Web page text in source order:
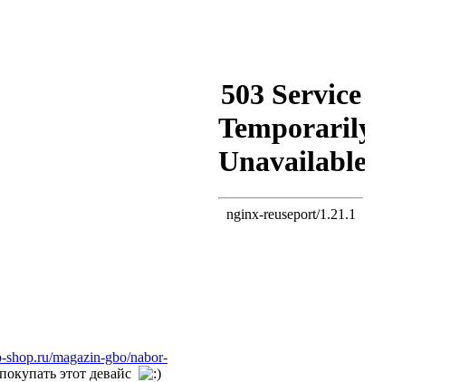
shop.ru/magazin-gbo/nabor-
этот девайс